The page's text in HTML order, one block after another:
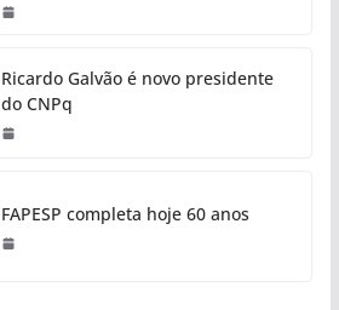
Ricardo Galvão é novo presidente
do CNPq
FAPESP completa hoje 60 anos